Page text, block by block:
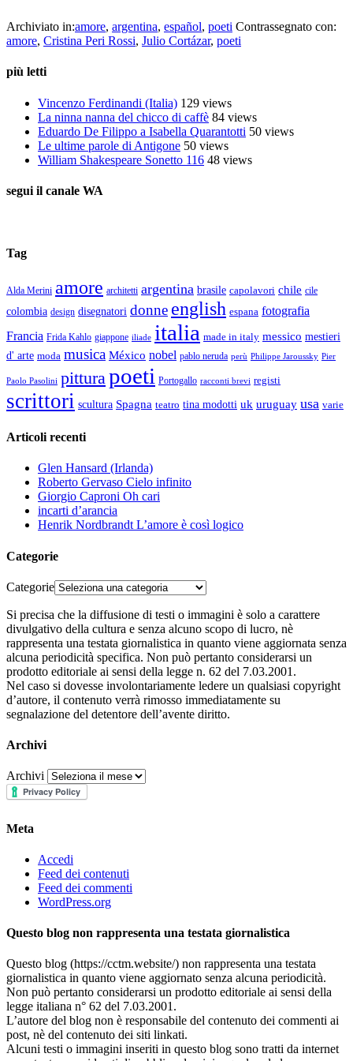
Archiviato in:amore, argentina, español, poeti Contrassegnato con:
amore, Cristina Peri Rossi, Julio Cortázar, poeti
più letti
Vincenzo Ferdinandi (Italia) 129 views
La ninna nanna del chicco di caffè 84 views
Eduardo De Filippo a Isabella Quarantotti 50 views
Le ultime parole di Antigone 50 views
William Shakespeare Sonetto 116 48 views
segui il canale WA
Tag
Alda Merini amore architetti argentina brasile capolavori chile cile
colombia design disegnatori donne english espana fotografia
Francia Frida Kahlo giappone iliade italia made in italy messico mestieri
d' arte moda musica México nobel pablo neruda perù Philippe Jaroussky Pier
Paolo Pasolini pitturapoeti Portogallo racconti brevi registi
scrittori scultura Spagna teatro tina modotti uk uruguay usa varie
Articoli recenti
Glen Hansard (Irlanda)
Roberto Gervaso Cielo infinito
Giorgio Caproni Oh cari
incarti d’arancia
Henrik Nordbrandt L’amore è così logico
Categorie
Categorie
Si precisa che la diffusione di testi o immagini è solo a carattere
divulgativo della cultura e senza alcuno scopo di lucro, nè
rappresenta una testata giornalistica in quanto viene aggiornata senza
alcuna periodicità specifica. Non può pertanto considerarsi un
prodotto editoriale ai sensi della legge n. 62 del 7.03.2001.
Nel caso si dovesse involontariamente ledere un qualsiasi copyright
d’autore, il contenuto verrà rimosso immediatamente su
segnalazione del detentore dell’avente diritto.
Archivi
Archivi
Meta
Accedi
Feed dei contenuti
Feed dei commenti
WordPress.org
Questo blog non rappresenta una testata giornalistica
Questo blog (https://cctm.website/) non rappresenta una testata
giornalistica in quanto viene aggiornato senza alcuna periodicità.
Non può pertanto considerarsi un prodotto editoriale ai sensi della
legge italiana n° 62 del 7.03.2001.
L’autore del blog non è responsabile del contenuto dei commenti ai
post, nè del contenuto dei siti linkati.
Alcuni testi o immagini inseriti in questo blog sono tratti da internet